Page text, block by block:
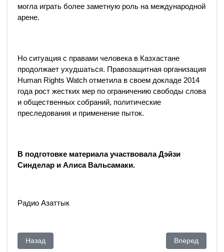
могла играть более заметную роль на международной
арене.
Но ситуация с правами человека в Казхастане
продолжает ухудшаться. Правозащитная организация
Human Rights Watch отметила в своем докладе 2014
года рост жестких мер по ограничению свободы слова
и общественных собраний, политические
преследования и применение пыток.
В подготовке материала участвовала Дэйзи
Синделар и Алиса Вальсамаки.
Радио Азаттык
Предыдущий: Ник Кочан: «Коррупция в Казахстане более
Назад Следующий:
Вперед